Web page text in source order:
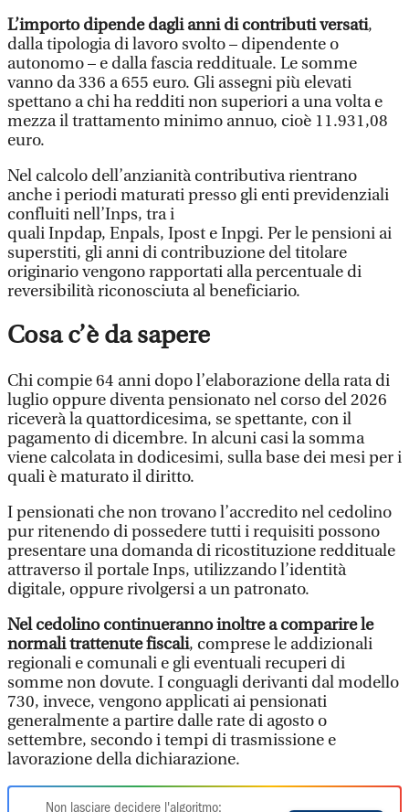
L’importo dipende dagli anni di contributi versati,
dalla tipologia di lavoro svolto – dipendente o
autonomo – e dalla fascia reddituale. Le somme
vanno da 336 a 655 euro. Gli assegni più elevati
spettano a chi ha redditi non superiori a una volta e
mezza il trattamento minimo annuo, cioè 11.931,08
euro.
Nel calcolo dell’anzianità contributiva rientrano
anche i periodi maturati presso gli enti previdenziali
confluiti nell’Inps, tra i
quali Inpdap, Enpals, Ipost e Inpgi. Per le pensioni ai
superstiti, gli anni di contribuzione del titolare
originario vengono rapportati alla percentuale di
reversibilità riconosciuta al beneficiario.
Cosa c’è da sapere
Chi compie 64 anni dopo l’elaborazione della rata di
luglio oppure diventa pensionato nel corso del 2026
riceverà la quattordicesima, se spettante, con il
pagamento di dicembre. In alcuni casi la somma
viene calcolata in dodicesimi, sulla base dei mesi per i
quali è maturato il diritto.
I pensionati che non trovano l’accredito nel cedolino
pur ritenendo di possedere tutti i requisiti possono
presentare una domanda di ricostituzione reddituale
attraverso il portale Inps, utilizzando l’identità
digitale, oppure rivolgersi a un patronato.
Nel cedolino continueranno inoltre a comparire le
normali trattenute fiscali, comprese le addizionali
regionali e comunali e gli eventuali recuperi di
somme non dovute. I conguagli derivanti dal modello
730, invece, vengono applicati ai pensionati
generalmente a partire dalle rate di agosto o
settembre, secondo i tempi di trasmissione e
lavorazione della dichiarazione.
Non lasciare decidere l'algoritmo: